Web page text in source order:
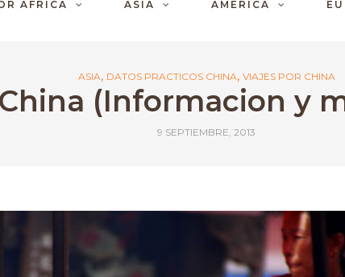
ÁFRICA ASIA AMÉRICA
ASIA, DATOS PRACTICOS CHINA, VIAJES POR CHINA
China (Informacion y
9 SEPTIEMBRE, 2013